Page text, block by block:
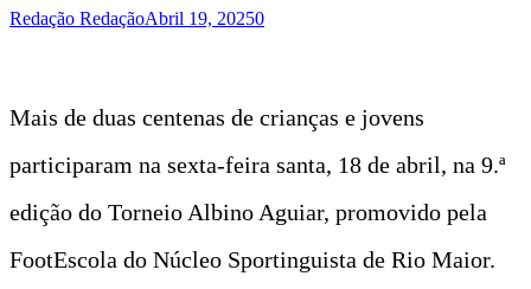
Redação RedaçãoAbril 19, 20250
Mais de duas centenas de crianças e jovens
participaram na sexta-feira santa, 18 de abril, na 9.ª
edição do Torneio Albino Aguiar, promovido pela
FootEscola do Núcleo Sportinguista de Rio Maior.